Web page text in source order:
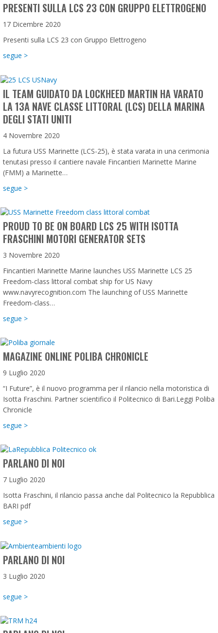
PRESENTI SULLA LCS 23 CON GRUPPO ELETTROGENO
17 Dicembre 2020
Presenti sulla LCS 23 con Gruppo Elettrogeno
segue >about Presenti sulla LCS 23 con Gruppo Elettrogeno
IL TEAM GUIDATO DA LOCKHEED MARTIN HA VARATO
LA 13A NAVE CLASSE LITTORAL (LCS) DELLA MARINA
DEGLI STATI UNITI
4 Novembre 2020
La futura USS Marinette (LCS-25), è stata varata in una cerimonia
tenutasi presso il cantiere navale Fincantieri Marinette Marine
(FMM) a Marinette…
segue >about Il team guidato da Lockheed Martin ha varato la 13a
PROUD TO BE ON BOARD LCS 25 WITH ISOTTA
FRASCHINI MOTORI GENERATOR SETS
3 Novembre 2020
Fincantieri Marinette Marine launches USS Marinette LCS 25
Freedom-class littoral combat ship for US Navy
www.navyrecognition.com The launching of USS Marinette
Freedom-class…
segue >about Proud to be on board LCS 25 with Isotta Fraschini
MAGAZINE ONLINE POLIBA CHRONICLE
9 Luglio 2020
“I Future”, è il nuovo programma per il rilancio nella motoristica di
Isotta Fraschini. Partner scientifico il Politecnico di Bari.Leggi Poliba
Chronicle
segue >about Magazine online Poliba Chronicle
PARLANO DI NOI
7 Luglio 2020
Isotta Fraschini, il rilancio passa anche dal Politecnico la Repubblica
BARI pdf
segue >about Parlano di noi
PARLANO DI NOI
3 Luglio 2020
segue >about Parlano di Noi